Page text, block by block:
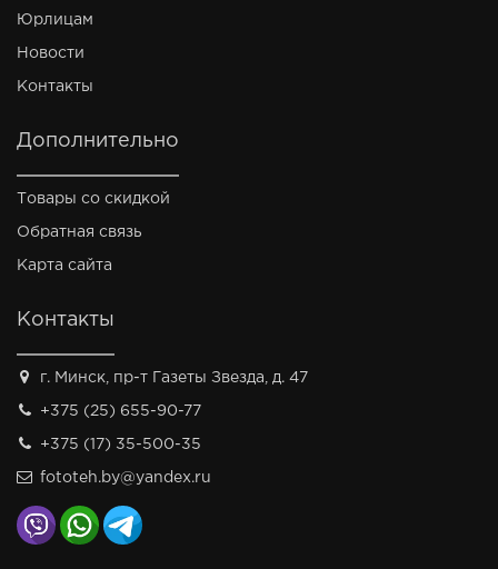
Юрлицам
Новости
Контакты
Дополнительно
Товары со скидкой
Обратная связь
Карта сайта
Контакты
г. Минск, пр-т Газеты Звезда, д. 47
+375 (25) 655-90-77
+375 (17) 35-500-35
fototeh.by@yandex.ru